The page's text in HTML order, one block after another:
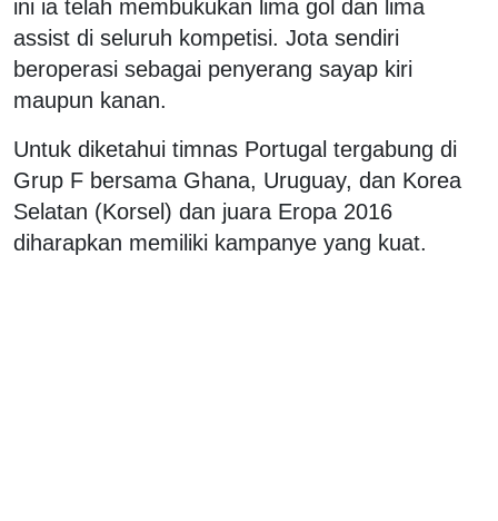
ini ia telah membukukan lima gol dan lima
assist di seluruh kompetisi. Jota sendiri
beroperasi sebagai penyerang sayap kiri
maupun kanan.
Untuk diketahui timnas Portugal tergabung di
Grup F bersama Ghana, Uruguay, dan Korea
Selatan (Korsel) dan juara Eropa 2016
diharapkan memiliki kampanye yang kuat.